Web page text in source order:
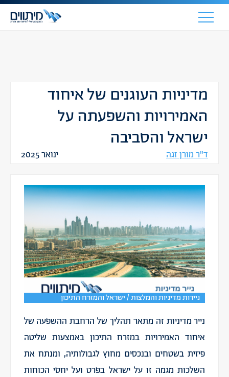
מדיניות העוגנים של איחוד
האמירויות והשפעתה על
ישראל והסביבה
ד"ר מורן זגה ינואר 2025
ניירות מדיניות והמלצות / ישראל והמזרח התיכון
נייר מדיניות זה מתאר תהליך של הרחבת ההשפעה של
איחוד האמירויות במזרח התיכון באמצעות שליטה
פיזית בשטחים ובנכסים מחוץ לגבולותיה, ומנתח את
השלכות מגמה זו על ישראל בפרט ועל יחסי הכוחות